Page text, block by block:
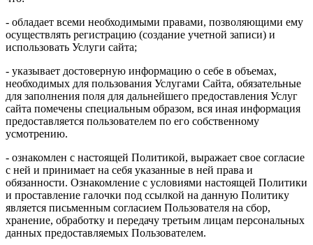
- обладает всеми необходимыми правами, позволяющими ему
осуществлять регистрацию (создание учетной записи) и
использовать Услуги сайта;
- указывает достоверную информацию о себе в объемах,
необходимых для пользования Услугами Сайта, обязательные
для заполнения поля для дальнейшего предоставления Услуг
сайта помечены специальным образом, вся иная информация
предоставляется пользователем по его собственному
усмотрению.
- ознакомлен с настоящей Политикой, выражает свое согласие
с ней и принимает на себя указанные в ней права и
обязанности. Ознакомление с условиями настоящей Политики
и проставление галочки под ссылкой на данную Политику
является письменным согласием Пользователя на сбор,
хранение, обработку и передачу третьим лицам персональных
данных предоставляемых Пользователем.